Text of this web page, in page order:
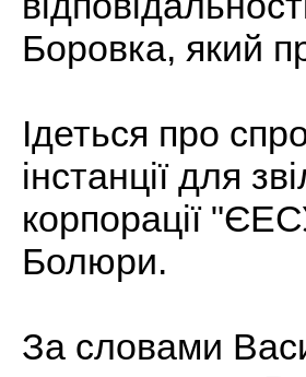
Боровка, який
Ідеться про
інстанції для
корпорації
Болюри.
За словами